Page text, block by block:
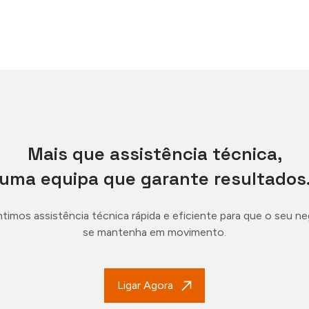
Mais que assistência técnica,
uma equipa que garante
assistência técnica rápida e eficiente para que o seu
se mantenha em movimento.
Ligar Agora